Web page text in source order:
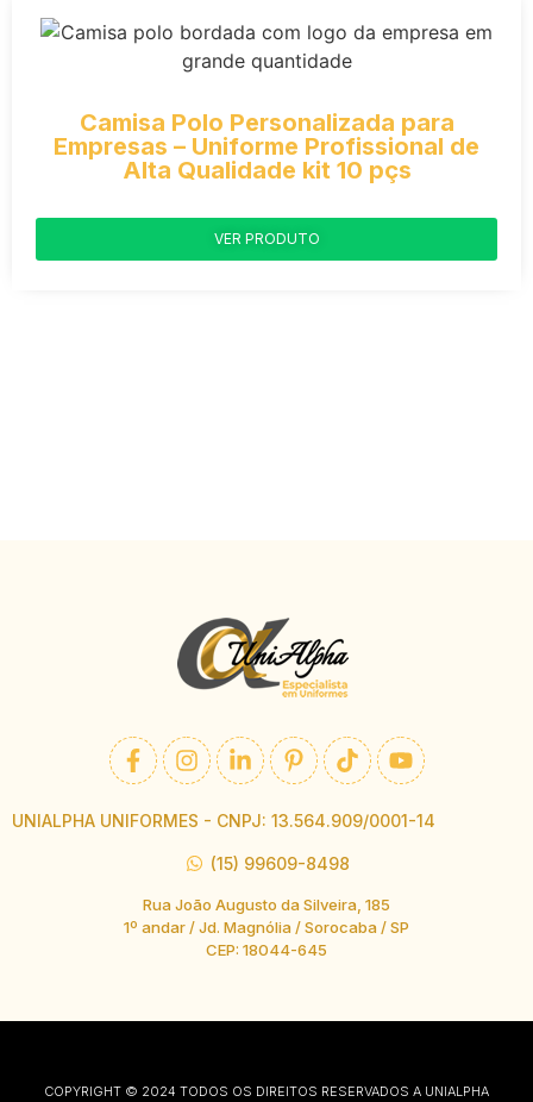
Camisa Polo Personalizada para
Empresas – Uniforme Profissional de
Alta Qualidade kit 10 pçs
VER PRODUTO
UNIALPHA UNIFORMES - CNPJ: 13.564.909/0001-14
(15) 99609-8498
Rua João Augusto da Silveira, 185
1º andar / Jd. Magnólia / Sorocaba / SP
CEP: 18044-645
COPYRIGHT © 2024 TODOS OS DIREITOS RESERVADOS A UNIALPHA